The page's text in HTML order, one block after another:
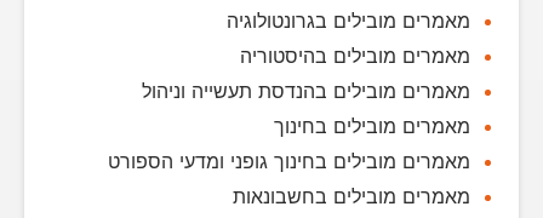
מאמרים מובילים בגרונטולוגיה
מאמרים מובילים בהיסטוריה
מאמרים מובילים בהנדסת תעשייה וניהול
מאמרים מובילים בחינוך
מאמרים מובילים בחינוך גופני ומדעי הספורט
מאמרים מובילים בחשבונאות